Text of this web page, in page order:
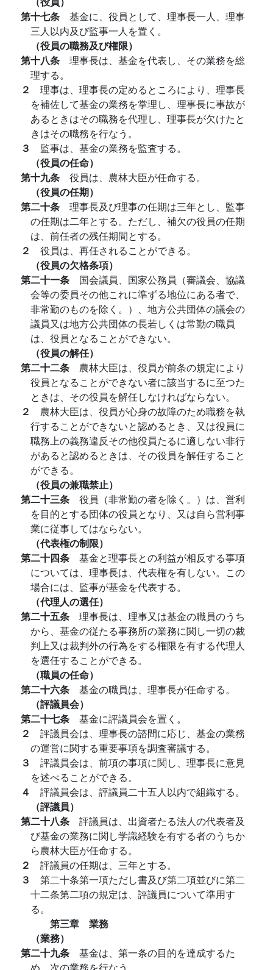
第十七条 基金に、役員として、理事長一人、理事
三人以内及び監事一人を置く。
（役員の職務及び権限）
第十八条 理事長は、基金を代表し、その業務を総
理する。
２ 理事は、理事長の定めるところにより、理事長
を補佐して基金の業務を掌理し、理事長に事故が
あるときはその職務を代理し、理事長が欠けたと
きはその職務を行なう。
３ 監事は、基金の業務を監査する。
（役員の任命）
第十九条 役員は、農林大臣が任命する。
（役員の任期）
第二十条 理事長及び理事の任期は三年とし、監事
の任期は二年とする。ただし、補欠の役員の任期
は、前任者の残任期間とする。
２ 役員は、再任されることができる。
（役員の欠格条項）
第二十一条 国会議員、国家公務員（審議会、協議
会等の委員その他これに準ずる地位にある者で、
非常勤のものを除く。）、地方公共団体の議会の
議員又は地方公共団体の長若しくは常勤の職員
は、役員となることができない。
（役員の解任）
第二十二条 農林大臣は、役員が前条の規定により
役員となることができない者に該当するに至つた
ときは、その役員を解任しなければならない。
２ 農林大臣は、役員が心身の故障のため職務を執
行することができないと認めるとき、又は役員に
職務上の義務違反その他役員たるに適しない非行
があると認めるときは、その役員を解任すること
ができる。
（役員の兼職禁止）
第二十三条 役員（非常勤の者を除く。）は、営利
を目的とする団体の役員となり、又は自ら営利事
業に従事してはならない。
（代表権の制限）
第二十四条 基金と理事長との利益が相反する事項
については、理事長は、代表権を有しない。この
場合には、監事が基金を代表する。
（代理人の選任）
第二十五条 理事長は、理事又は基金の職員のうち
から、基金の従たる事務所の業務に関し一切の裁
判上又は裁判外の行為をする権限を有する代理人
を選任することができる。
（職員の任命）
第二十六条 基金の職員は、理事長が任命する。
（評議員会）
第二十七条 基金に評議員会を置く。
２ 評議員会は、理事長の諮間に応じ、基金の業務
の運営に関する重要事項を調査審議する。
３ 評議員会は、前項の事項に関し、理事長に意見
を述べることができる。
４ 評議員会は、評議員二十五人以内で組織する。
（評議員）
第二十八条 評議員は、出資者たる法人の代表者及
び基金の業務に関し学識経験を有する者のうちか
ら農林大臣が任命する。
２ 評議員の任期は、三年とする。
３ 第二十条第一項ただし書及び第二項並びに第二
十二条第二項の規定は、評議員について準用す
る。
第三章 業務
（業務）
第二十九条 基金は、第一条の目的を達成するた